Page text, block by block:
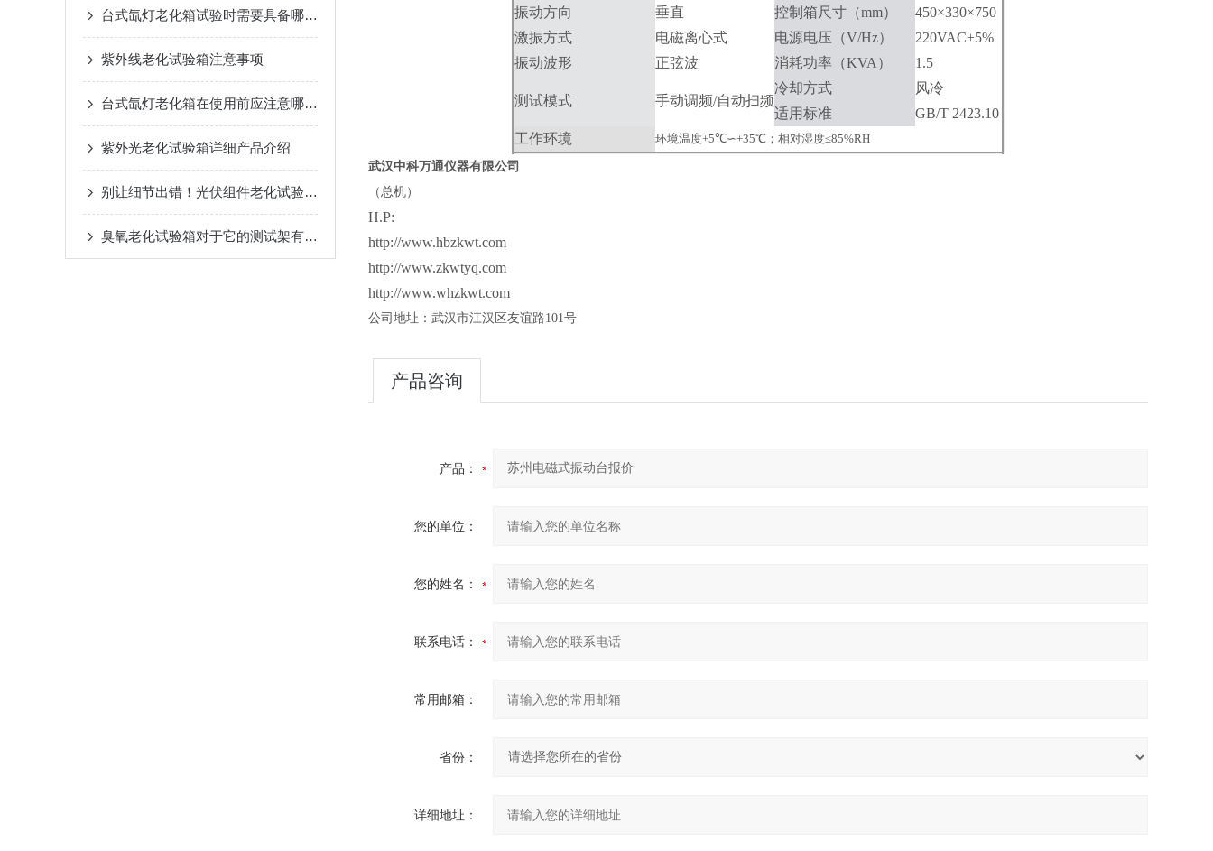
台式氙灯老化箱试验时需要具备哪些条件?
紫外线老化试验箱注意事项
台式氙灯老化箱在使用前应注意哪些事项？
紫外光老化试验箱详细产品介绍
别让细节出错！光伏组件老化试验箱操作前准备全知道
臭氧老化试验箱对于它的测试架有哪些要求呢?
振动方向
垂直 控制箱尺寸 （mm）
450×330×750
激振方式
电磁离心式 电源电压 （V/Hz）
220VAC±5%
振动波形
正弦波 消耗功率 （KVA） 1.5
测试模式 手动调频/自动扫频
冷却方式
风冷
适用标准
GB/T 2423.10
工作环境
环境温度+5℃∽+35℃； 相对湿度≤85%RH
武汉中科万通仪器有限公司
（总机）
H.P:
http://www.hbzkwt.com
http://www.zkwtyq.com
http://www.whzkwt.com
公司地址：武汉市江汉区友谊路101号
产品咨询
产品：
您的单位：
您的姓名：
联系电话：
常用邮箱：
省份：
详细地址：